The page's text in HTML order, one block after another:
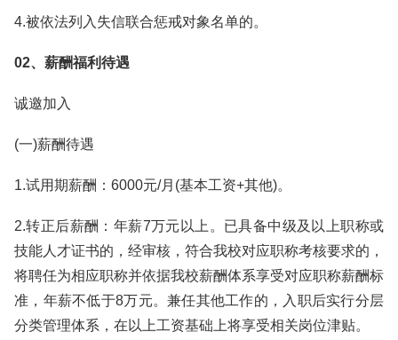
4.被依法列入失信联合惩戒对象名单的。
02、薪酬福利待遇
诚邀加入
(一)薪酬待遇
1.试用期薪酬：6000元/月(基本工资+其他)。
2.转正后薪酬：年薪7万元以上。已具备中级及以上职称或
技能人才证书的，经审核，符合我校对应职称考核要求的，
将聘任为相应职称并依据我校薪酬体系享受对应职称薪酬标
准，年薪不低于8万元。兼任其他工作的，入职后实行分层
分类管理体系，在以上工资基础上将享受相关岗位津贴。